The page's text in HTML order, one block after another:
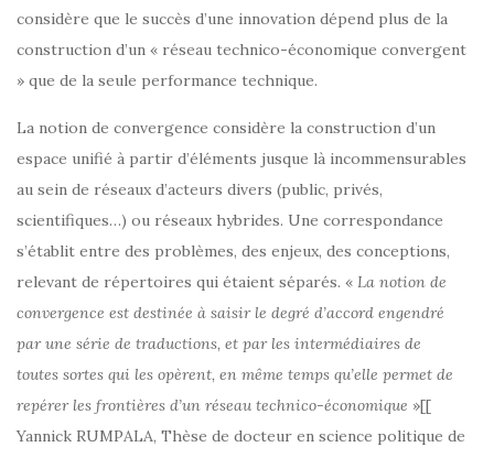
considère que le succès d’une innovation dépend plus de la
construction d’un « réseau technico-économique convergent
» que de la seule performance technique.
La notion de convergence considère la construction d’un
espace unifié à partir d’éléments jusque là incommensurables
au sein de réseaux d’acteurs divers (public, privés,
scientifiques…) ou réseaux hybrides. Une correspondance
s’établit entre des problèmes, des enjeux, des conceptions,
relevant de répertoires qui étaient séparés. « La notion de
convergence est destinée à saisir le degré d’accord engendré
par une série de traductions, et par les intermédiaires de
toutes sortes qui les opèrent, en même temps qu’elle permet de
repérer les frontières d’un réseau technico-économique »[[
Yannick RUMPALA, Thèse de docteur en science politique de